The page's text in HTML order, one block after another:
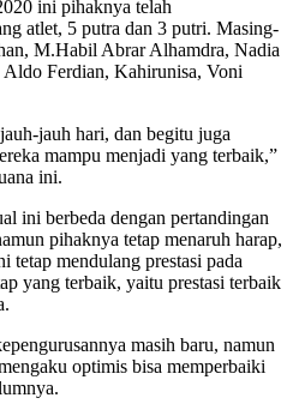
ini pihaknya telah
atlet, 5 putra dan 3 putri. Masing-
M.Habil Abrar Alhamdra, Nadia
Ferdian, Kahirunisa, Voni
jauh hari, dan begitu juga
mampu menjadi yang terbaik,”
ini.
ini berbeda dengan pertandingan
pihaknya tetap menaruh harap,
tetap mendulang prestasi pada
yang terbaik, yaitu prestasi terbaik
masih baru, namun
optimis bisa memperbaiki